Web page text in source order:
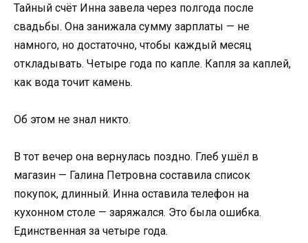
Тайный счёт Инна завела через полгода после
свадьбы. Она занижала сумму зарплаты — не
намного, но достаточно, чтобы каждый месяц
откладывать. Четыре года по капле. Капля за каплей,
как вода точит камень.
Об этом не знал никто.
В тот вечер она вернулась поздно. Глеб ушёл в
магазин — Галина Петровна составила список
покупок, длинный. Инна оставила телефон на
кухонном столе — заряжался. Это была ошибка.
Единственная за четыре года.